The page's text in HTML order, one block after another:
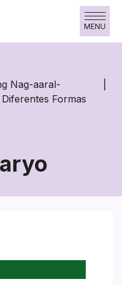
MENU
Nag-aaral-
Formas